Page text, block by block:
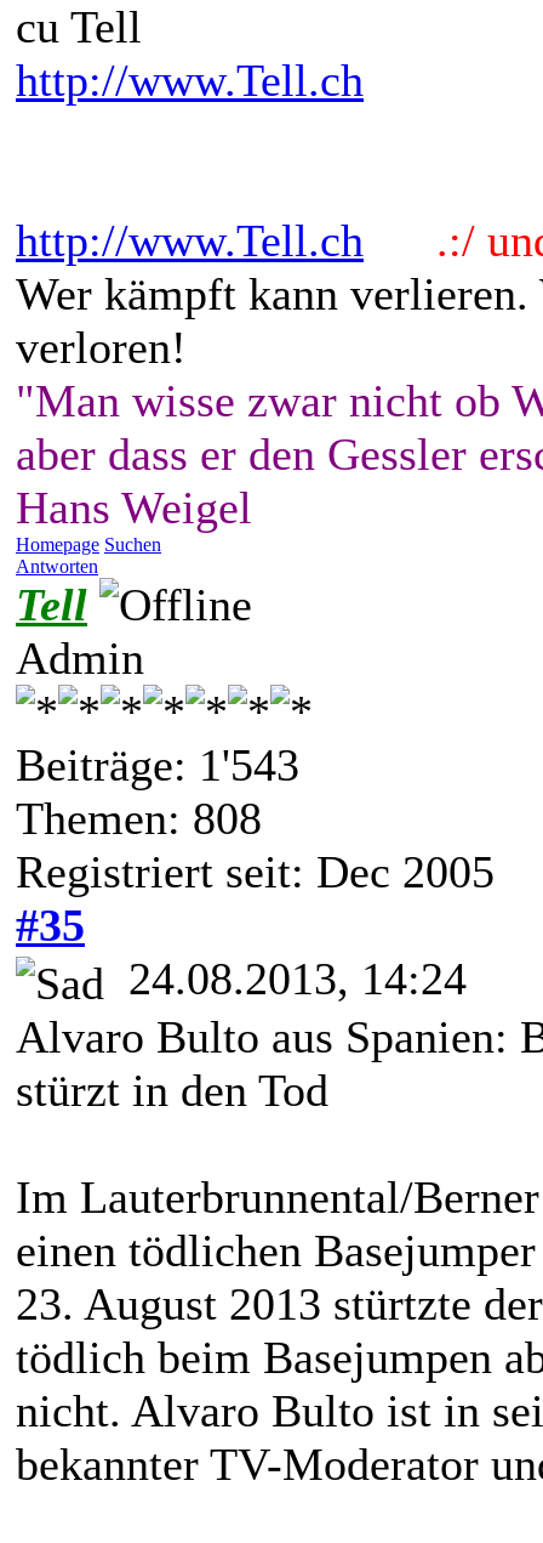
cu Tell
http://www.Tell.ch
http://www.Tell.ch
.:/
Wer kämpft kann
verloren!
"Man wisse zwar nicht ob
aber dass er den Gessler
Hans Weigel
Homepage Suchen
Antworten
Tell
Admin
Beiträge: 1'543
Themen: 808
Registriert seit: Dec 2005
#35
24.08.2013, 14:24
Alvaro Bulto aus Spanien:
stürzt in den Tod
Im Lauterbrunnental/
einen tödlichen
23. August 2013 stürtzte
tödlich beim Basejumpen
nicht. Alvaro Bulto ist in
bekannter TV-Moderator